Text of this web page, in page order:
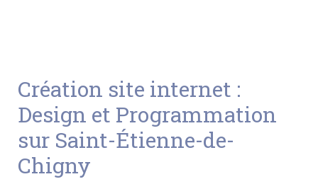
Création site internet :
Design et Programmation
sur Saint-Étienne-de-
Chigny